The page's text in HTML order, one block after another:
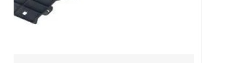
Рейтинг (починаючи з
низького)